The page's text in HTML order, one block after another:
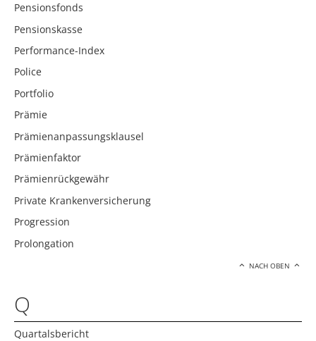
Pensionsfonds
Pensionskasse
Performance-Index
Police
Portfolio
Prämie
Prämienanpassungsklausel
Prämienfaktor
Prämienrückgewähr
Private Krankenversicherung
Progression
Prolongation
NACH OBEN
Q
Quartalsbericht